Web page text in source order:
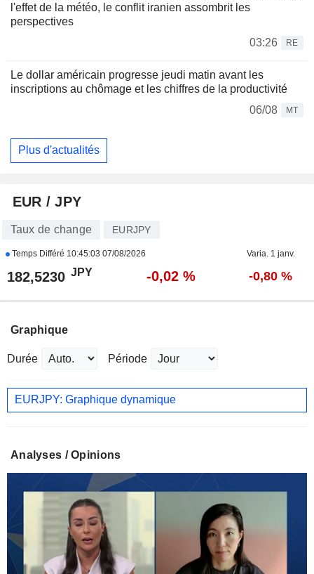
l'effet de la météo, le conflit iranien assombrit les
perspectives
03:26
RE
Le dollar américain progresse jeudi matin avant les
inscriptions au chômage et les chiffres de la productivité
06/08
MT
Plus d'actualités
EUR / JPY
Taux de change EURJPY
Temps Différé 10:45:03 07/08/2026 Varia. 1 janv.
182,5230 JPY -0,02 % -0,80 %
Graphique
Durée Période
EURJPY: Graphique dynamique
Analyses / Opinions